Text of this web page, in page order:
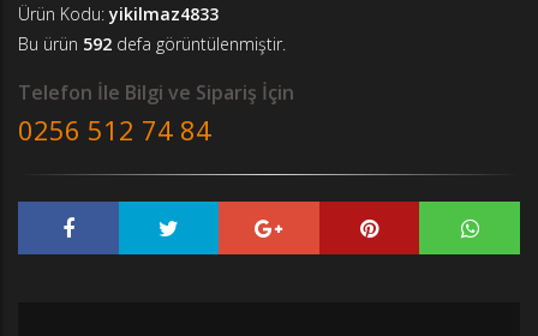
Ürün Kodu:yikilmaz4833
Bu ürün 592 defa görüntülenmiştir.
Telefon İle Bilgi ve Sipariş İçin
0256 512 74 84